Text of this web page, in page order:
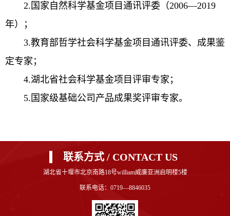
2.国家自然科学基金项目通讯评委（2006—2019
年）；
3.教育部哲学社会科学基金项目通讯评委、成果鉴
定专家；
4.湖北省社会科学基金项目评审专家；
5.国家级基础公司产品成果奖评审专家。
联系方式 / CONTACT US
湖北省十堰市北京南路18号william威廉亚洲启明楼5楼
联系电话：0719—8846035